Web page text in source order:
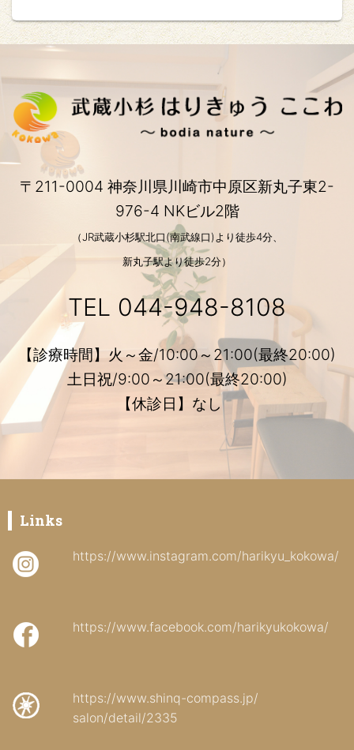
〒211-0004 神奈川県川崎市中原区新丸子東2-
976-4 NKビル2階
（JR武蔵小杉駅北口(南武線口)より徒歩4分、
新丸子駅より徒歩2分）
TEL 044-948-8108
【診療時間】火～金/10:00～21:00(最終20:00)
土日祝/9:00～21:00(最終20:00)
【休診日】なし
Links
https://www.instagram.com/harikyu_kokowa/
https://www.facebook.com/harikyukokowa/
https://www.shinq-compass.jp/
salon/detail/2335